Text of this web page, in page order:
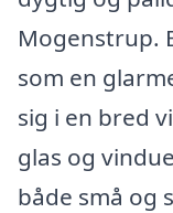
Mogenstrup.
som en
sig i en bred
glas og
både små og